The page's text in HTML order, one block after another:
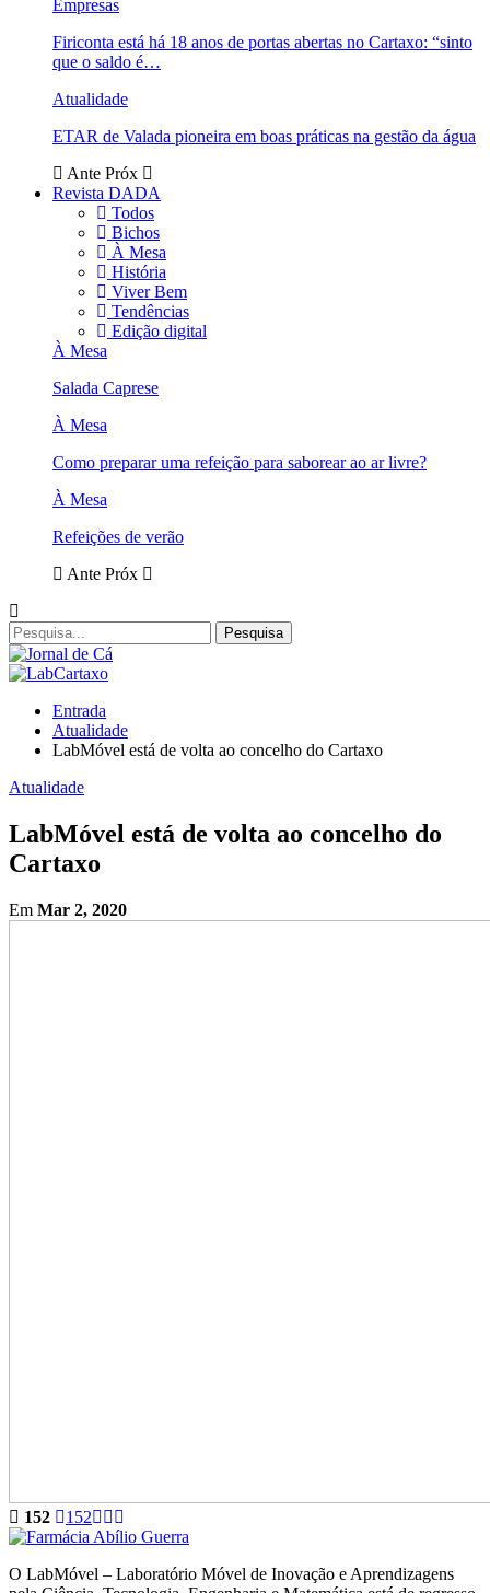
Empresas
Firiconta está há 18 anos de portas abertas no Cartaxo: “sinto
que o saldo é…
Atualidade
ETAR de Valada pioneira em boas práticas na gestão da água
Ante Próx
Revista DADA
Todos
Bichos
À Mesa
História
Viver Bem
Tendências
Edição digital
À Mesa
Salada Caprese
À Mesa
Como preparar uma refeição para saborear ao ar livre?
À Mesa
Refeições de verão
Ante Próx
Entrada
Atualidade
LabMóvel está de volta ao concelho do Cartaxo
Atualidade
LabMóvel está de volta ao concelho do
Cartaxo
Em Mar 2, 2020
152 152
O LabMóvel – Laboratório Móvel de Inovação e Aprendizagens